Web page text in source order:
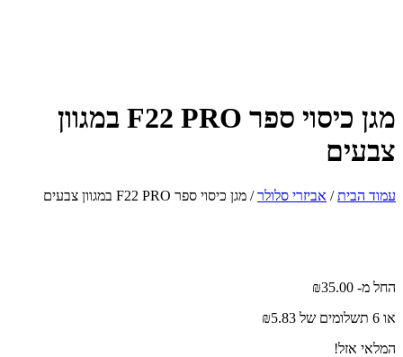
מגן כיסוי ספר F22 PRO במגוון
צבעים
עמוד הבית/ אביזרי סלולר/ מגן כיסוי ספר F22 PRO במגוון צבעים
החל מ- ₪35.00
או 6 תשלומים של
₪5.83
המלאי אזל!